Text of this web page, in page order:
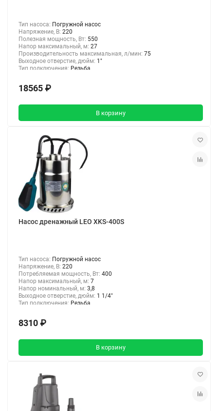
Тип насоса: Погружной насос
Напряжение, В: 220
Полезная мощность, Вт: 550
Напор максимальный, м: 27
Производительность максимальная, л/мин: 75
Выходное отверстие, дюйм: 1"
Тип подключения: Резьба
18565 ₽
В корзину
Насос дренажный LEO XKS-400S
Тип насоса: Погружной насос
Напряжение, В: 220
Потребляемая мощность, Вт: 400
Напор максимальный, м: 7
Напор номинальный, м: 3,8
Выходное отверстие, дюйм: 1 1/4"
Тип подключения: Резьба
8310 ₽
В корзину